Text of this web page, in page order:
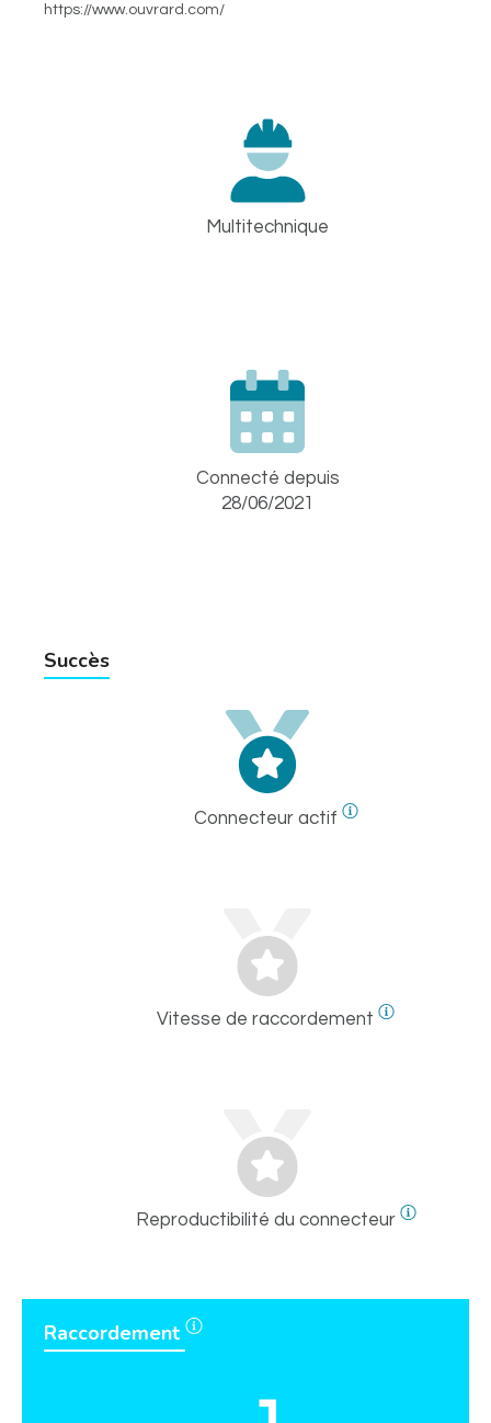
https://www.ouvrard.com/
Multitechnique
Connecté depuis
28/06/2021
Succès
Connecteur actif
Vitesse de raccordement
Reproductibilité du connecteur
Raccordement